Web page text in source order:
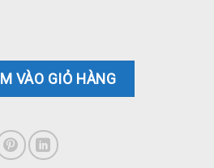
5 - 6 TUỔI số lượng
VÀO GIỎ HÀNG